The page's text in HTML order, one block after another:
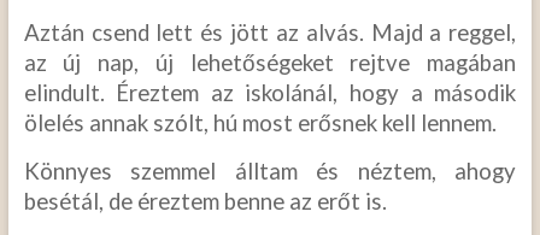
Aztán csend lett és jött az alvás. Majd a reggel,
az új nap, új lehetőségeket rejtve magában
elindult. Éreztem az iskolánál, hogy a második
ölelés annak szólt, hú most erősnek kell lennem.
Könnyes szemmel álltam és néztem, ahogy
besétál, de éreztem benne az erőt is.